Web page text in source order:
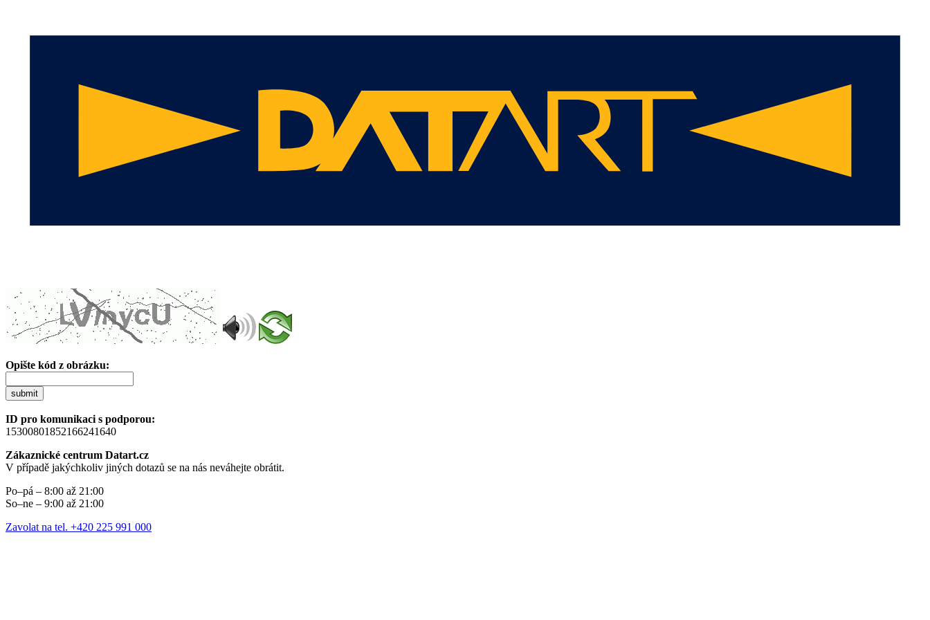
Opište kód z obrázku:
submit
ID pro komunikaci s podporou:
15300801852166241640
Zákaznické centrum Datart.cz
V případě jakýchkoliv jiných dotazů se na nás neváhejte obrátit.
Po–pá – 8:00 až 21:00
So–ne – 9:00 až 21:00
Zavolat na tel. +420 225 991 000